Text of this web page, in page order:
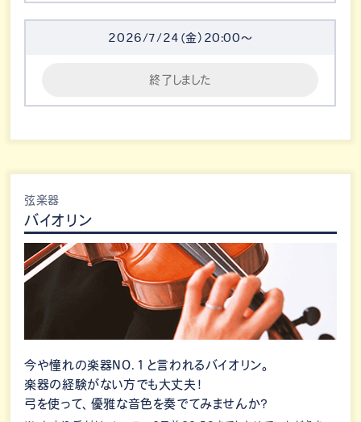
2026/7/24（金）20:00～
終了しました
弦楽器
バイオリン
今や憧れの楽器NO.１と言われるバイオリン。
楽器の経験がない方でも大丈夫！
弓を使って、優雅な音色を奏でてみませんか？